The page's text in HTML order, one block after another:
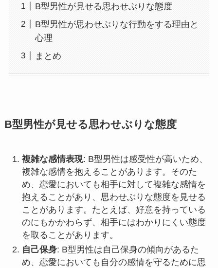
B型男性が見せる思わせぶりな態度
B型男性が思わせぶりな行動をする理由と
心理
まとめ
B型男性が見せる思わせぶりな態度
複雑な感情表現: B型男性は感受性が高いため、
複雑な感情を抱えることがあります。そのた
め、恋愛においても相手に対して複雑な感情を
抱えることがあり、思わせぶりな態度を見せる
ことがあります。たとえば、好意を持っている
のにもかかわらず、相手にはわかりにくい態度
を取ることがあります。
自己保身: B型男性は自己保身の傾向があるた
め、恋愛においても自分の感情を守るために思